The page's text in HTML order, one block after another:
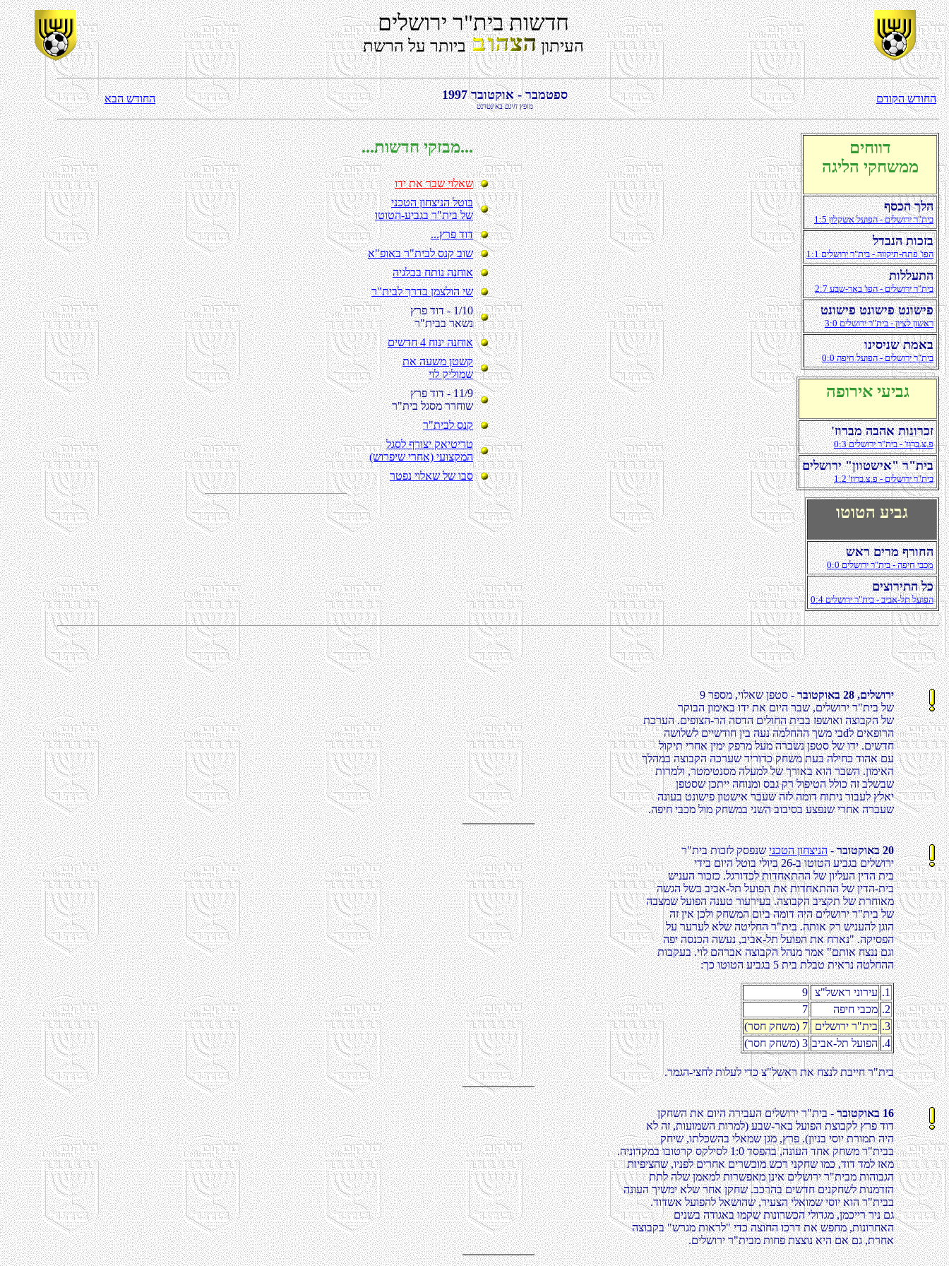
םילשורי ר"תיב תושדח
תשרה לע רתויב ןותיעה
אבה שדוחה 1997 רבוטקוא - רבמטפס
טנרטניאבםניחץפומ
םדוקה שדוחה
...תושדח יקזבמ...
ודי תא רבש יולאש
ינכטה ןוחצינה לטוב
וטוטה-עיבגב ר"תיב לש
...ץרפ דוד
א"פואב ר"תיבל סנק בוש
היגלבב חתונ הנחוא
ר"תיבל ךרדב ןמצלוה יש
ץרפ דוד - 1/10
ר"תיבב ראשנ
םישדח 4 חוני הנחוא
תא העשמ ןטשק
יול קילומש
ץרפ דוד - 11/9
ר"תיב לגסמ ררחוש
ר"תיבל סנק
לגסל ףרוצי קאיטירט
(שורפיש ירחא) יעוצקמה
רטפנ יולאש לש ובס
םיחווד
הגילה יקחשממ
ףסכה ךלה
1:5 ןולקשא לעופה - םילשורי ר"תיב
לדבנה תוכזב
1:1 םילשורי ר"תיב - הווקית-חתפ 'ופה
תוללעתה
2:7 עבש-ראב 'ופה - םילשורי ר"תיב
טנושיפ טנושיפ טנושיפ
3:0 םילשורי ר"תיב - ןויצל ןושאר
וניסינש תמאב
0:0 הפיח לעופה - םילשורי ר"תיב
הפוריא יעיבג
'זורבמ הבהא תונורכז
0:3 םילשורי ר"תיב - 'זורב.צ.פ
םילשורי "ןווטשיא" ר"תיב
1:2 'זורב.צ.פ - םילשורי ר"תיב
וטוטה עיבג
שאר םירמ ףרוחה
0:0 םילשורי ר"תיב - הפיח יבכמ
םיצוריתה לכ
0:4 םילשורי ר"תיב - ביבא-לת לעופה
9 רפסמ ,יולאש ןפטס -רבוטקואב 28 ,םילשורי
רקובה ןומיאב ודי תא םויה רבש ,םילשורי ר"תיב לש
תכרעה .םיפוצה-רה הסדה םילוחה תיבב זפשואו הצובקה לש
השולשל םיישדוח ןיב הענ המלחהה ךשמ יבdל םיאפורה
לוקית ירחא ןימי קפרמ לעמ הרבשנ ןפטס לש ודי .םישדח
ךלהמב הצובקה הכרעש דירודכ קחשמ תעב הליחכ דוהא םע
תורמלו ,רטמיטנסמ הלעמל לש ךרואב אוה רבשה .ןומיאה
ןפטסש ןכתיי החונמו סבג קר לופיטה ללוכ הז בלשבש
הנועב טנושיפ ןוטשיא רבעש הזל המוד חותינ רובעל ץלאי
.הפיח יבכמ לומ קחשמב ינשה בוביסב עצפנש ירחא הרבעש
ר"תיב תוכזל קספנשינכטה ןוחצינה-רבוטקואב 20
ידיב םויה לטוב ילויב 26-ב וטוטה עיבגב םילשורי
שינעה רוכזכ .לגרודכל תודחאתהה לש ןוילעה ןידה תיב
השגה לשב ביבא-לת לעופה תא תודחאתהה לש ןידה-תיב
הבצמש לעופה הנעט רועריעב .הצובקה ביצקת לש תרחואמ
הז ןיא ןכלו קחשמה םויב המוד היה םילשורי ר"תיב לש
לע רערעל אלש הטילחה ר"תיב .התוא קר שינעהל ןגוה
הפי הסנכה השענ ,ביבא-לת לעופה תא חראנ" .הקיספה
תובקעב .יול םהרבא הצובקה להנמ רמא "םתוא חצננ םגו
:ךכ וטוטה עיבגב 5 תיב תלבט תיארנ הטלחהה
9 צ"לשאר ינוריע .1
7
הפיח יבכמ .2
(רסח קחשמ) 7
םילשורי ר"תיב .3
(רסח קחשמ) 3 ביבא-לת לעופה .4
.רמגה-יצחל תולעל ידכ צ"לשאר תא חצנל תבייח ר"תיב
ןקחשה תא םויה הריבעה םילשורי ר"תיב -רבוטקואב 16
אל הז ,תועומשה תורמל) עבש-ראב לעופה תצובקל ץרפ דוד
קחיש ,ותלכשהב ילאמש ןגמ ,ץרפ .(ןוינב יסוי תרומת היה
.הינודקמב ובוטרק סקליסל 1:0 דספהב ,הנועה דחא קחשמ ר"תיבב
תויפיצהש ,וינפל םירחא םירשכומ שכר ינקחש ומכ ,דוד דמל זאמ
תתל הלש ןמאמל תורשפאמ ןניא םילשורי ר"תיבמ תוהובגה
הנועה ךישמי אלש רחא ןקחש .בכרהב םישדח םינקחשל תונמדזה
.דודשא לעופהל לאשוהש ,ריעצה ילאומש יסוי אוה ר"תיבב
םינשב הדוגאב ומקש תונורשכה ילודגמ ,ןמכייר רינ םג
הצובקב "שרגמ תוארל" ידכ הצוחה וכרד תא שפחמ ,תונורחאה
.םילשורי ר"תיבמ תוחפ תצצונ איה םא םג ,תרחא